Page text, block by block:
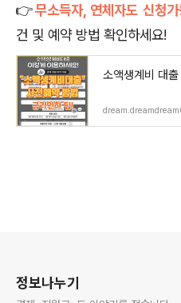
👉무소득자, 연체자도 신청
건 및 예약 방법 확인하세요!
소액생계비 대
정보나누기